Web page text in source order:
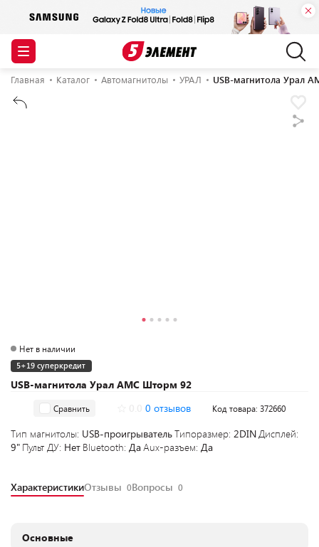
Главная Каталог Автомагнитолы УРАЛ USB-магнитола Урал
USB-магнитола Урал АМС Шторм 92
Нет в наличии
5+19 суперкредит
Сравнить 0 отзывов Код товара: 372660
Тип магнитолы: USB-проигрывательТипоразмер: 2DINДисплей:
9" Пульт ДУ: Нет Bluetooth: ДаAux-разъем: Да
ХарактеристикиОтзывы 0Вопросы 0
Основные